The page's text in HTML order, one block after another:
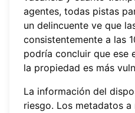
agentes, todas pistas
un delincuente ve que
consistentemente a las
podría concluir que ese
la propiedad es más
La información del
riesgo. Los metadatos a